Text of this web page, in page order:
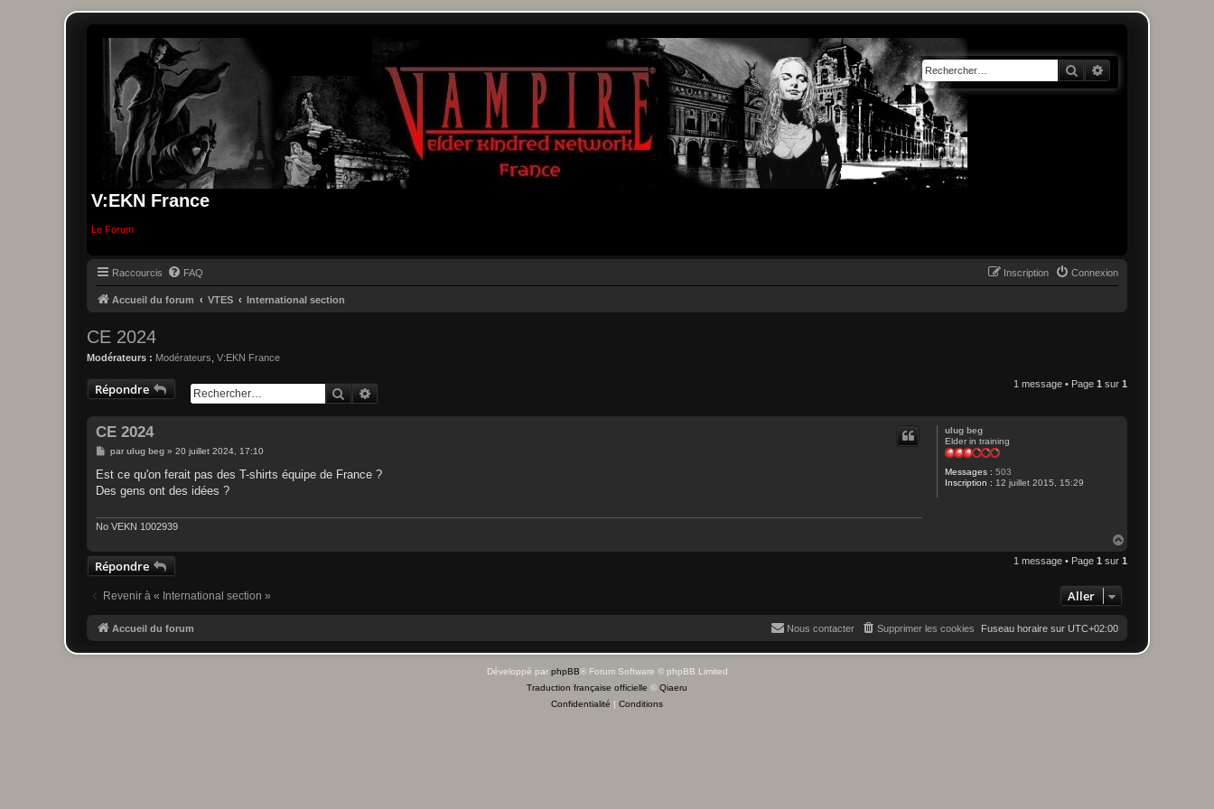
V:EKN France
Le Forum
Rechercher
Raccourcis FAQ Connexion
Inscription
Accueil du forum VTES International section
CE 2024
Modérateurs : Modérateurs V:EKN France
Répondre Rechercher
1 message • Page 1 sur 1
ulug beg
Elder in training
Messages : 503
Inscription : 12 juillet 2015, 15:29
CE 2024
M
s
a
parulug beg» 20 juillet 2024, 17:10
Est ce qu'on ferait pas des T-shirts équipe de France ?
Des gens ont des idées ?
No VEKN 1002939
u
Répondre 1 message • Page 1 sur 1
Revenir à « International section » Aller
Accueil du forum Fuseau horaire sur UTC+02:00
Supprimer les cookies
Nous contacter
Développé par phpBB® Forum Software © phpBB Limited
Traduction française officielle © Qiaeru
Confidentialité
Conditions